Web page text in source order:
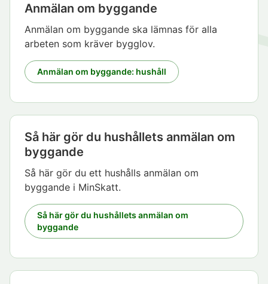
Anmälan om byggande
Anmälan om byggande ska lämnas för alla
arbeten som kräver bygglov.
Anmälan om byggande: hushåll
Så här gör du hushållets anmälan om
byggande
Så här gör du ett hushålls anmälan om
byggande i MinSkatt.
Så här gör du hushållets anmälan om
byggande